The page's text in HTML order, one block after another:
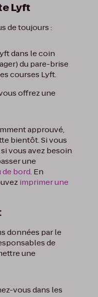
Lyft
de toujours :
dans le coin
du pare-brise
courses Lyft.
offrez une
approuvé,
bientôt. Si vous
vous avez besoin
une
bord. En
imprimer une
données par le
de
une
vous dans les